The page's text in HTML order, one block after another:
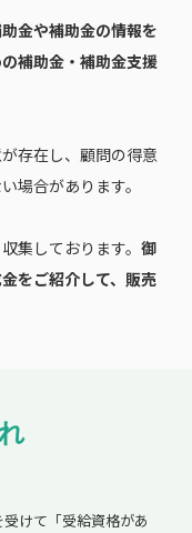
金や補助金の情報を
補助金・補助金支援
存在し、顧問の得意
場合があります。
集しております。 御
をご紹介して、販売
けて「受給資格があ